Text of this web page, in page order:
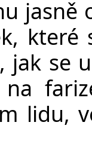
jasně
které
jak se
lidu,